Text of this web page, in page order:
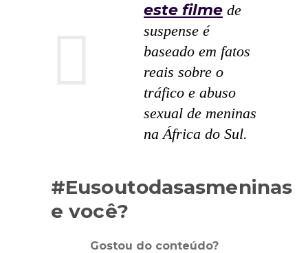
este filme de
suspense é
baseado em fatos
reais sobre o
tráfico e abuso
sexual de meninas
na África do Sul.
#Eusoutodasasmeninas
e você?
Gostou do conteúdo?